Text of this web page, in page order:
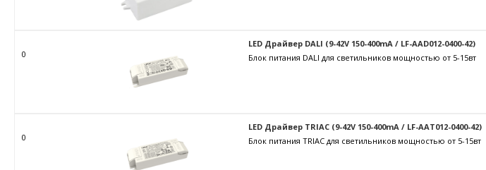
0
LED Драйвер DALI (9-42V 150-400mA / LF-AAD012-0400-42)
Блок питания DALI для светильников мощностью от 5-15вт
0
LED Драйвер TRIAC (9-42V 150-400mA / LF-AAT012-0400-42)
Блок питания TRIAC для светильников мощностью от 5-15вт